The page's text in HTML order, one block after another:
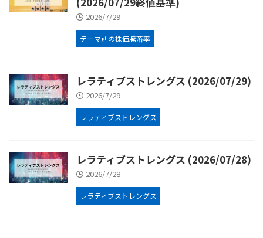
2026/7/29
テーマ別の株価騰落率
レラティブストレングス (2026/07/29)
2026/7/29
レラティブストレングス
レラティブストレングス (2026/07/28)
2026/7/28
レラティブストレングス